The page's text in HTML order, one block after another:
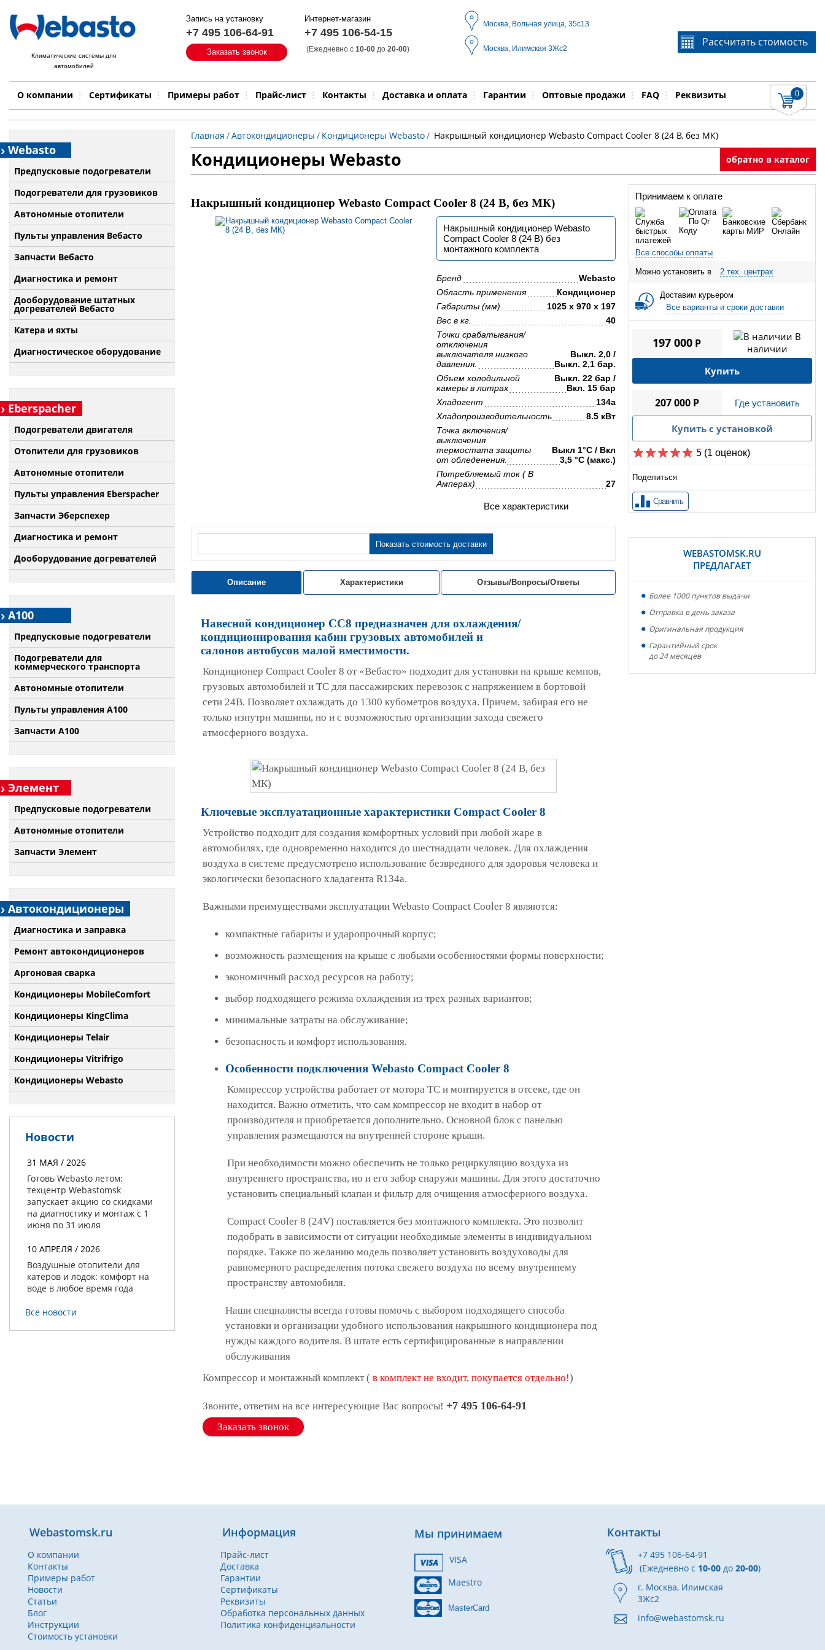
Климатические системы для
автомобилей
Запись на установку
+7 495 106-64-91
Заказать звонок
Интернет-магазин
+7 495 106-54-15
(Ежедневно с 10-00 до 20-00)
Москва, Вольная улица, 35с13
Москва, Илимская 3Жс2
Рассчитать стоимость
О компании Сертификаты Примеры работ Прайс-лист Контакты Доставка и оплата Гарантии Оптовые продажи FAQ Реквизиты 0
Быстрый поиск:
Если Вы не знаете идентификационный номер
запчасти, звоните по телефону+7 495 106-64-91, мы
Примеры работ Бренд Модель Выполняемые работы
Webasto
Предпусковые подогреватели
Подогреватели для грузовиков
Автономные отопители
Пульты управления Вебасто
Запчасти Вебасто
Диагностика и ремонт
Дооборудование штатных
догревателей Вебасто
Катера и яхты
Диагностическое оборудование
Eberspacher
Подогреватели двигателя
Отопители для грузовиков
Автономные отопители
Пульты управления Eberspacher
Запчасти Эберспехер
Диагностика и ремонт
Дооборудование догревателей
А100
Предпусковые подогреватели
Подогреватели для
коммерческого транспорта
Автономные отопители
Пульты управления A100
Запчасти А100
Элемент
Предпусковые подогреватели
Автономные отопители
Запчасти Элемент
Автокондиционеры
Диагностика и заправка
Ремонт автокондиционеров
Аргоновая сварка
Кондиционеры MobileComfort
Кондиционеры KingClima
Кондиционеры Telair
Кондиционеры Vitrifrigo
Кондиционеры Webasto
Новости
31 МАЯ / 2026
Готовь Webasto летом:
техцентр Webastomsk
запускает акцию со скидками
на диагностику и монтаж с 1
июня по 31 июля
10 АПРЕЛЯ / 2026
Воздушные отопители для
катеров и лодок: комфорт на
воде в любое время года
Все новости
Главная /Автокондиционеры / Кондиционеры Webasto/ Накрышный кондиционер Webasto Compact Cooler 8 (24 В, без МК)
обратно в каталог
Кондиционеры Webasto
Принимаем к оплате
Все способы оплаты
Можно установить в 2 тех. центрах
Доставим курьером
Все варианты и сроки доставки
197 000 P
В
наличии
Купить
207 000 P Где установить
Купить с установкой
5 (1 оценок)
Поделиться
Сравнить
WEBASTOMSK.RU
ПРЕДЛАГАЕТ
Более 1000 пунктов выдачи
Отправка в день заказа
Оригинальная продукция
Гарантийный срок
до 24 месяцев
Накрышный кондиционер Webasto Compact Cooler 8 (24 В, без МК)
Накрышный кондиционер Webasto
Compact Cooler 8 (24 В) без
монтажного комплекта
Бренд
Webasto
Область применения
Кондиционер
Габариты (мм)
1025 х 970 х 197
Вес в кг.
40
Точки срабатывания/
отключения
выключателя низкого
давления.
Выкл. 2,0 /
Выкл. 2,1 бар.
Объем холодильной
камеры в литрах
Выкл. 22 бар /
Вкл. 15 бар
Хладогент
134a
Хладопроизводительность
8.5 кВт
Точка включения/
выключения
термостата защиты
от обледенения.
Выкл 1°С / Вкл
3,5 °С (макс.)
Потребляемый ток ( В
Амперах)
27
Все характеристики
Показать стоимость доставки
Описание Характеристики Отзывы/Вопросы/Ответы
Навесной кондиционер СС8 предназначен для охлаждения/
кондиционирования кабин грузовых автомобилей и
салонов автобусов малой вместимости.
Кондиционер Compact Cooler 8 от «Вебасто» подходит для установки на крыше кемпов,
грузовых автомобилей и ТС для пассажирских перевозок с напряжением в бортовой
сети 24В. Позволяет охлаждать до 1300 кубометров воздуха. Причем, забирая его не
только изнутри машины, но и с возможностью организации захода свежего
атмосферного воздуха.
Ключевые эксплуатационные характеристики Compact Cooler 8
Устройство подходит для создания комфортных условий при любой жаре в
автомобилях, где одновременно находится до шестнадцати человек. Для охлаждения
воздуха в системе предусмотрено использование безвредного для здоровья человека и
экологически безопасного хладагента R134a.
Важными преимуществами эксплуатации Webasto Compact Cooler 8 являются:
компактные габариты и ударопрочный корпус;
возможность размещения на крыше с любыми особенностями формы поверхности;
экономичный расход ресурсов на работу;
выбор подходящего режима охлаждения из трех разных вариантов;
минимальные затраты на обслуживание;
безопасность и комфорт использования.
Особенности подключения Webasto Compact Cooler 8
Компрессор устройства работает от мотора ТС и монтируется в отсеке, где он
находится. Важно отметить, что сам компрессор не входит в набор от
производителя и приобретается дополнительно. Основной блок с панелью
управления размещаются на внутренней стороне крыши.
При необходимости можно обеспечить не только рециркуляцию воздуха из
внутреннего пространства, но и его забор снаружи машины. Для этого достаточно
установить специальный клапан и фильтр для очищения атмосферного воздуха.
Compact Cooler 8 (24V) поставляется без монтажного комплекта. Это позволит
подобрать в зависимости от ситуации необходимые элементы в индивидуальном
порядке. Также по желанию модель позволяет установить воздуховоды для
равномерного распределения потока свежего воздуха по всему внутреннему
пространству автомобиля.
Наши специалисты всегда готовы помочь с выбором подходящего способа
установки и организации удобного использования накрышного кондиционера под
нужды каждого водителя. В штате есть сертифицированные в направлении
обслуживания
Компрессор и монтажный комплект ( в комплект не входит, покупается отдельно!)
Звоните, ответим на все интересующие Вас вопросы! +7 495 106-64-91
Заказать звонок
Webastomsk.ru
О компании
Контакты
Примеры работ
Новости
Статьи
Блог
Инструкции
Стоимость установки
Информация
Прайс-лист
Доставка
Гарантии
Сертификаты
Реквизиты
Обработка персональных данных
Политика конфиденциальности
Мы принимаем
VISA
Maestro
MasterCard
Контакты
+7 495 106-64-91
(Ежедневно с 10-00до 20-00)
г. Москва, Илимская
3Жс2
info@webastomsk.ru